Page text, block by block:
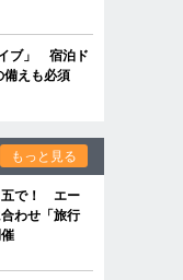
ブ」 宿泊ド
備えも必須
もっと見る
五で！ エー
わせ「旅行